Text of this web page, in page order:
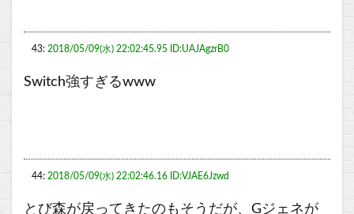
43: 2018/05/09(水) 22:02:45.95 ID:UAJAgzrB0
Switch強すぎるwww
44: 2018/05/09(水) 22:02:46.16 ID:VJAE6Jzwd
とび森が戻ってきたのもそうだが、Gジェネが